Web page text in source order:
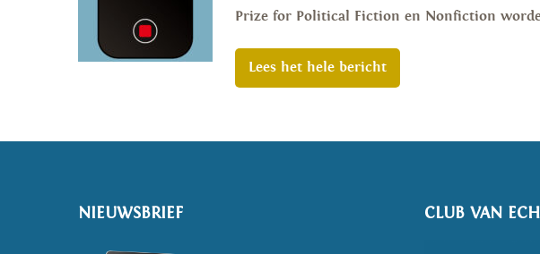
Prize for Political Fiction en Nonfiction
Lees het hele bericht
NIEUWSBRIEF CLUB VAN